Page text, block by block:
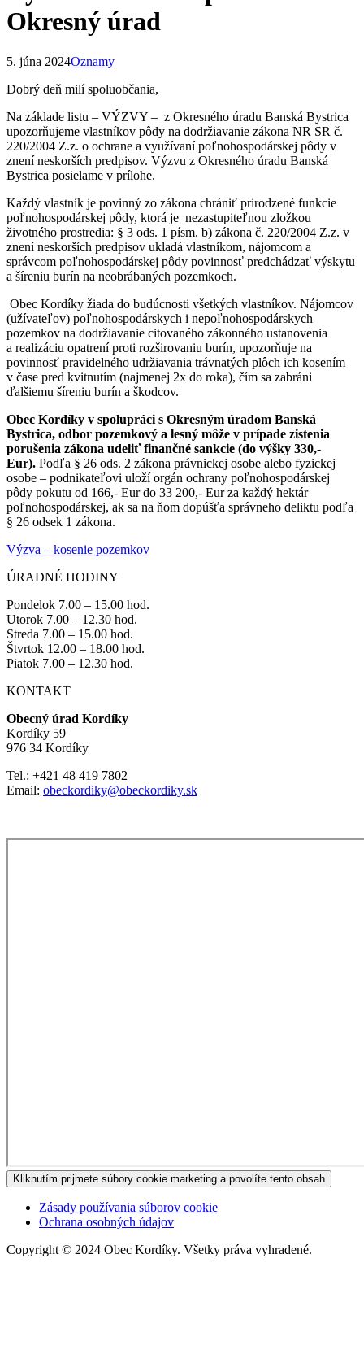
Okresný úrad
5. júna 2024Oznamy
Dobrý deň milí spoluobčania,
Na základe listu – VÝZVY – z Okresného úradu Banská Bystrica
upozorňujeme vlastníkov pôdy na dodržiavanie zákona NR SR č.
220/2004 Z.z. o ochrane a využívaní poľnohospodárskej pôdy v
znení neskorších predpisov. Výzvu z Okresného úradu Banská
Bystrica posielame v prílohe.
Každý vlastník je povinný zo zákona chrániť prirodzené funkcie
poľnohospodárskej pôdy, ktorá je nezastupiteľnou zložkou
životného prostredia: § 3 ods. 1 písm. b) zákona č. 220/2004 Z.z. v
znení neskorších predpisov ukladá vlastníkom, nájomcom a
správcom poľnohospodárskej pôdy povinnosť predchádzať výskytu
a šíreniu burín na neobrábaných pozemkoch.
Obec Kordíky žiada do budúcnosti všetkých vlastníkov. Nájomcov
(užívateľov) poľnohospodárskych i nepoľnohospodárskych
pozemkov na dodržiavanie citovaného zákonného ustanovenia
a realizáciu opatrení proti rozširovaniu burín, upozorňuje na
povinnosť pravidelného udržiavania trávnatých plôch ich kosením
v čase pred kvitnutím (najmenej 2x do roka), čím sa zabráni
ďalšiemu šíreniu burín a škodcov.
Obec Kordíky v spolupráci s Okresným úradom Banská
Bystrica, odbor pozemkový a lesný môže v prípade zistenia
porušenia zákona udeliť finančné sankcie (do výšky 330,-
Eur). Podľa § 26 ods. 2 zákona právnickej osobe alebo fyzickej
osobe – podnikateľovi uloží orgán ochrany poľnohospodárskej
pôdy pokutu od 166,- Eur do 33 200,- Eur za každý hektár
poľnohospodárskej, ak sa na ňom dopúšťa správneho deliktu podľa
§ 26 odsek 1 zákona.
Výzva – kosenie pozemkov
ÚRADNÉ HODINY
Pondelok 7.00 – 15.00 hod.
Utorok 7.00 – 12.30 hod.
Streda 7.00 – 15.00 hod.
Štvrtok 12.00 – 18.00 hod.
Piatok 7.00 – 12.30 hod.
KONTAKT
Obecný úrad Kordíky
Kordíky 59
976 34 Kordíky
Tel.: +421 48 419 7802
Email: obeckordiky@obeckordiky.sk
Kliknutím prijmete súbory cookie marketing a povolíte tento obsah
Zásady používania súborov cookie
Ochrana osobných údajov
Copyright © 2024 Obec Kordíky. Všetky práva vyhradené.